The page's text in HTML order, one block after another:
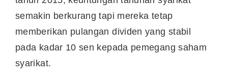
semakin berkurang tapi mereka tetap
memberikan pulangan dividen yang stabil
pada kadar 10 sen kepada pemegang saham
syarikat.